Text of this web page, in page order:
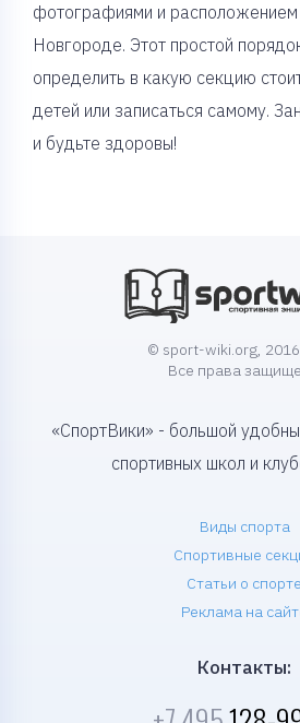
фотографиями и
Новгороде. Этот простой
определить в какую секцию
детей или записаться самому.
и будьте здоровы!
© sport-wiki.org,
Все права
«СпортВики» - большой
спортивных школ и
Виды спорта
Спортивные
Статьи о спорте
Реклама на
Контакты: